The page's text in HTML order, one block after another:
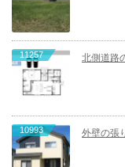
11257 北側道路
10993 外壁の張